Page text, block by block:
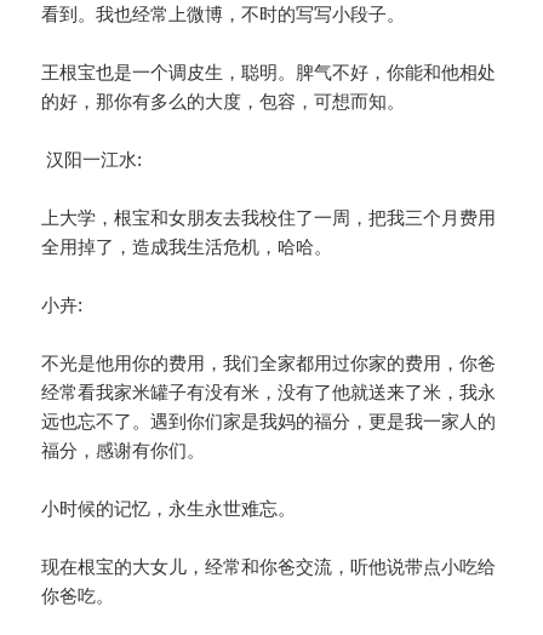
看到。我也经常上微博，不时的写写小段子。
王根宝也是一个调皮生，聪明。脾气不好，你能和他相处
的好，那你有多么的大度，包容，可想而知。
汉阳一江水:
上大学，根宝和女朋友去我校住了一周，把我三个月费用
全用掉了，造成我生活危机，哈哈。
小卉:
不光是他用你的费用，我们全家都用过你家的费用，你爸
经常看我家米罐子有没有米，没有了他就送来了米，我永
远也忘不了。遇到你们家是我妈的福分，更是我一家人的
福分，感谢有你们。
小时候的记忆，永生永世难忘。
现在根宝的大女儿，经常和你爸交流，听他说带点小吃给
你爸吃。